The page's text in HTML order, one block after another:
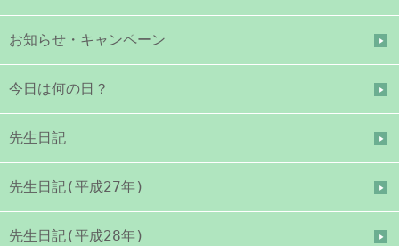
お知らせ・キャンペーン
今日は何の日？
先生日記
先生日記(平成27年)
先生日記(平成28年)